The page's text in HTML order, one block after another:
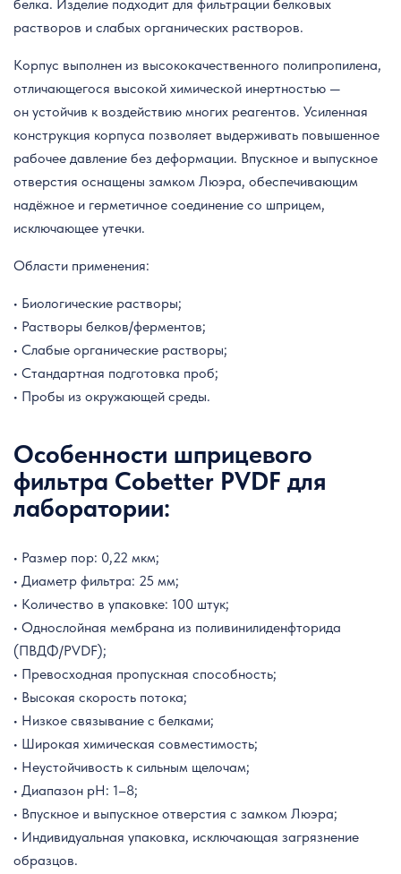
белка. Изделие подходит для фильтрации белковых
растворов и слабых органических растворов.
Корпус выполнен из высококачественного полипропилена,
отличающегося высокой химической инертностью —
он устойчив к воздействию многих реагентов. Усиленная
конструкция корпуса позволяет выдерживать повышенное
рабочее давление без деформации. Впускное и выпускное
отверстия оснащены замком Люэра, обеспечивающим
надёжное и герметичное соединение со шприцем,
исключающее утечки.
Области применения:
• Биологические растворы;
• Растворы белков/ферментов;
• Слабые органические растворы;
• Стандартная подготовка проб;
• Пробы из окружающей среды.
Особенности шприцевого
фильтра Cobetter PVDF для
лаборатории:
• Размер пор: 0,22 мкм;
• Диаметр фильтра: 25 мм;
• Количество в упаковке: 100 штук;
• Однослойная мембрана из поливинилиденфторида
(ПВДФ/PVDF);
• Превосходная пропускная способность;
• Высокая скорость потока;
• Низкое связывание с белками;
• Широкая химическая совместимость;
• Неустойчивость к сильным щелочам;
• Диапазон pH: 1–8;
• Впускное и выпускное отверстия с замком Люэра;
• Индивидуальная упаковка, исключающая загрязнение
образцов.